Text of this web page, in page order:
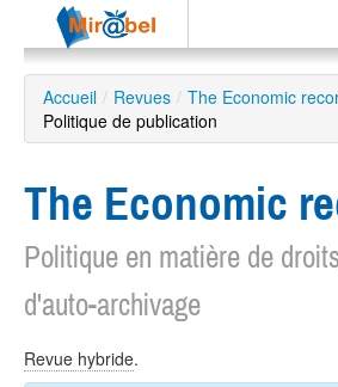
Le réseau
Soutien
Recherche
avancée
EN
ES
Accueil / Revues / The Economic
Politique de publication
The Economic
Politique en matière de
d'auto-archivage
Revue hybride.